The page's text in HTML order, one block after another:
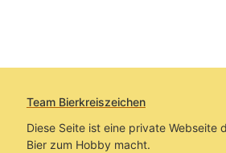
Team Bierkreiszeichen
Diese Seite ist eine private Webseite
Bier zum Hobby macht.